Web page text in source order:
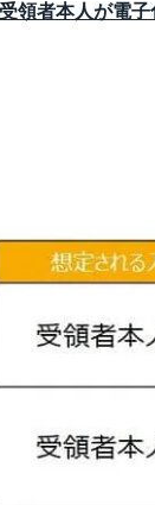
受領者本人が電